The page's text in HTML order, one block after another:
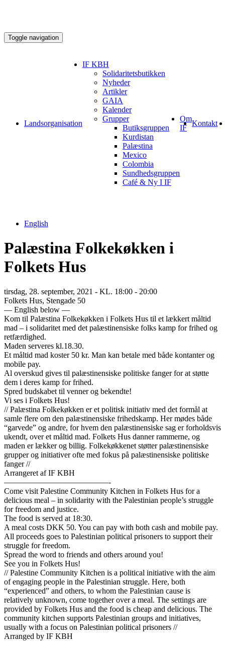
Toggle navigation
Landsorganisation
IF KBH
Solidaritetsbutikken
Nyheder
Artikler
GAIA
Kalender
Grupper
Butiksgruppen
Kurdistan
Palæstina
Mexico
Colombia
Sundhedsgruppen
Café & Ny I IF
Om
IF
Kontakt
English
Palæstina Folkekøkken i
Folkets Hus
tirsdag, 28. september, 2021 - KL. 18:00 - 20:00
Folkets Hus, Stengade 50
— English below —
Kom til Palæstina Folkekøkken i Folkets Hus til et lækkert måltid
mad – i solidaritet med det palæstinensiske folks kamp for frihed og
retfærdighed.
Maden serveres kl.18.30.
Et måltid mad koster 50 kr. Man kan betale med både kontanter og
mobile pay.
Al overskud gives til palæstinensiske politiske fanger for at støtte
dem i deres kamp for frihed.
Spred budskabet til venner og bekendte!
Vi ses i Folkets Hus!
// Palæstina Folkekøkken er et politisk initiativ med det formål at
samle flere om den palæstinensiske frihedskamp. Her mødes både
“garvede” og andre, for hvem den palæstinensiske sag er forholdsvis
ukendt, over et måltid mad. Folkets Hus danner rammerne, og
maden er lækker og billig. Folkekøkkenet støtter palæstinensiske
grupper og initiativer ofte med fokus på palæstinensiske politiske
fanger //
Arrangeret af IF KBH
—————————————-
Come visit Palestine Community Kitchen in Folkets Hus for a
delicious meal – in solidarity with the Palestinian people’s struggle
for freedom and justice.
The food is served at 18:30.
A meal costs DKK 50. You can pay with both cash and mobile pay.
All proceeds goes to Palestinian political prisoners to support their
struggle for freedom.
Spread the word to friends and others around you!
See you in Folkets Hus!
// Palestine Community Kitchen is a political initiative with the aim
of engaging people in the Palestinian struggle. Here, both
“experienced” and others, to whom the Palestinian cause is
relatively unknown, come together over a meal. The settings are
provided by Folkets Hus and the food is cheap and delicious. The
community kitchen supports Palestinian groups and initiatives,
usually with a focus on Palestinian political prisoners //
Arranged by IF KBH